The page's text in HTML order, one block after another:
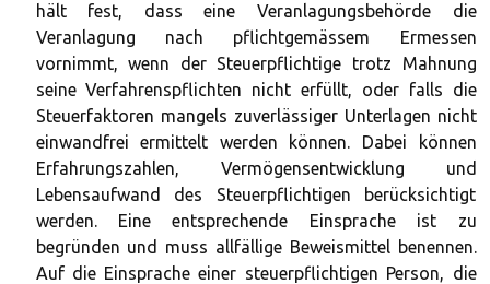
hält fest, dass eine Veranlagungsbehörde die
Veranlagung nach pflichtgemässem Ermessen
vornimmt, wenn der Steuerpflichtige trotz Mahnung
seine Verfahrenspflichten nicht erfüllt, oder falls die
Steuerfaktoren mangels zuverlässiger Unterlagen nicht
einwandfrei ermittelt werden können. Dabei können
Erfahrungszahlen, Vermögensentwicklung und
Lebensaufwand des Steuerpflichtigen berücksichtigt
werden. Eine entsprechende Einsprache ist zu
begründen und muss allfällige Beweismittel benennen.
Auf die Einsprache einer steuerpflichtigen Person, die